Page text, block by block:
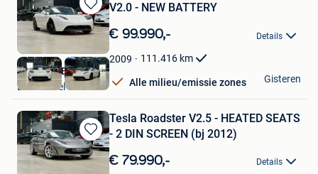
Bewaren
in
Favorieten
V2.0 - NEW BATTERY
€ 99.990,- Details
2009 111.416 km
Alle milieu/emissie zones
Nikola CVBA
Londerzeel
Gisteren
Bewaren
in
Tesla Roadster V2.5 - HEATED SEATS
- 2 DIN SCREEN (bj 2012)
€ 79.990,- Details